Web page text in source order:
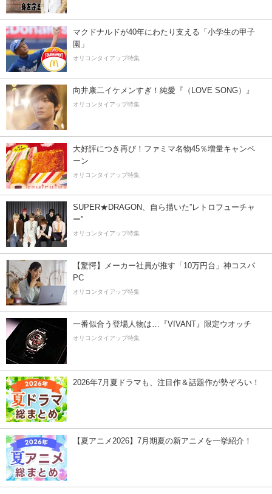
マクドナルドが40年にわたり支える「小学生の甲子
園」
オリコンタイアップ特集
向井康二イケメンすぎ！純愛『（LOVE SONG）』
オリコンタイアップ特集
大好評につき再び！ファミマ名物45％増量キャンペ
ーン
オリコンタイアップ特集
SUPER★DRAGON、自ら描いた”レトロフューチャ
ー”
オリコンタイアップ特集
【驚愕】メーカー社員が推す「10万円台」神コスパ
PC
オリコンタイアップ特集
一番似合う登場人物は…『VIVANT』限定ウオッチ
オリコンタイアップ特集
2026年7月夏ドラマも、注目作＆話題作が勢ぞろい！
【夏アニメ2026】7月期夏の新アニメを一挙紹介！